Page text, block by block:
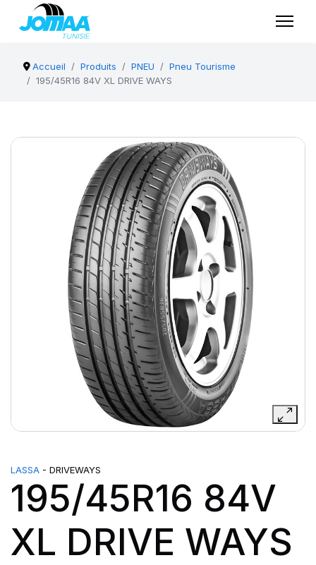
Accueil Produits PNEU
Pneu Tourisme
195/45R16 84V XL DRIVE WAYS
LASSA - DRIVEWAYS
195/45R16 84V
XL DRIVE WAYS